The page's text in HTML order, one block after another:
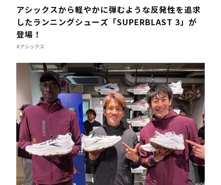
アシックスから軽やかに弾むような反発性を追求
したランニングシューズ「SUPERBLAST 3」が
登場！
#アシックス